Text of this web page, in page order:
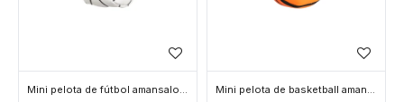
Mini pelota de fútbol amansaloco Mini pelota de basketball amansalocos